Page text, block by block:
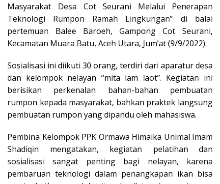
Masyarakat Desa Cot Seurani Melalui Penerapan
Teknologi Rumpon Ramah Lingkungan” di balai
pertemuan Balee Baroeh, Gampong Cot Seurani,
Kecamatan Muara Batu, Aceh Utara, Jum’at (9/9/2022).
Sosialisasi ini diikuti 30 orang, terdiri dari aparatur desa
dan kelompok nelayan “mita lam laot”. Kegiatan ini
berisikan perkenalan bahan-bahan pembuatan
rumpon kepada masyarakat, bahkan praktek langsung
pembuatan rumpon yang dipandu oleh mahasiswa.
Pembina Kelompok PPK Ormawa Himaika Unimal Imam
Shadiqin mengatakan, kegiatan pelatihan dan
sosialisasi sangat penting bagi nelayan, karena
pembaruan teknologi dalam penangkapan ikan bisa